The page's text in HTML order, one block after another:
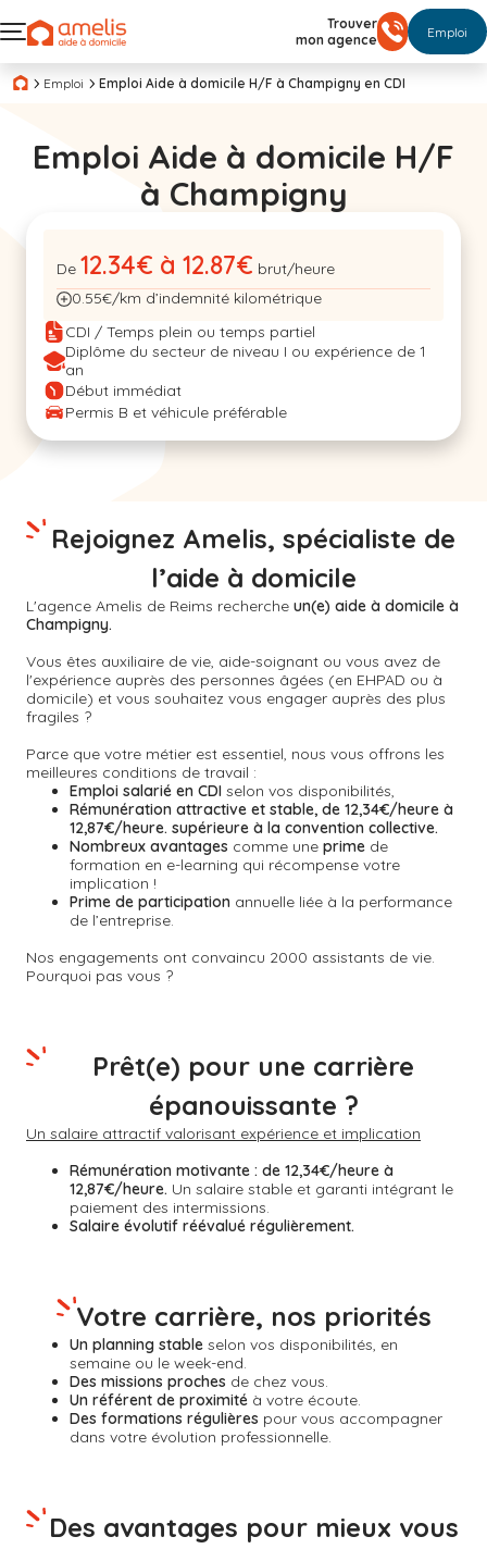
Trouver
mon agence
Emploi
Emploi Emploi Aide à domicile H/F à Champigny en CDI
Emploi Aide à domicile H/F
à Champigny
De 12.34€ à 12.87€ brut/heure
0.55€/km d’indemnité kilométrique
CDI / Temps plein ou temps partiel
Diplôme du secteur de niveau I ou expérience de 1
an
Début immédiat
Permis B et véhicule préférable
L'agence Amelis de Reims recherche un(e) aide à domicile à
Champigny.
Vous êtes auxiliaire de vie, aide-soignant ou vous avez de
l'expérience auprès des personnes âgées (en EHPAD ou à
domicile) et vous souhaitez vous engager auprès des plus
fragiles ?
Parce que votre métier est essentiel, nous vous offrons les
meilleures conditions de travail :
Emploi salarié en CDI selon vos disponibilités,
Rémunération attractive et stable, de 12,34€/heure à
12,87€/heure. supérieure à la convention collective.
Nombreux avantages comme une prime de
formation en e-learning qui récompense votre
implication !
Prime de participation annuelle liée à la performance
de l’entreprise.
Nos engagements ont convaincu 2000 assistants de vie.
Pourquoi pas vous ?
Rejoignez Amelis, spécialiste de
l’aide à domicile
Un salaire attractif valorisant expérience et implication
Rémunération motivante : de 12,34€/heure à
12,87€/heure. Un salaire stable et garanti intégrant le
paiement des intermissions.
Salaire évolutif réévalué régulièrement.
Prêt(e) pour une carrière
épanouissante ?
Un planning stable selon vos disponibilités, en
semaine ou le week-end.
Des missions proches de chez vous.
Un référent de proximité à votre écoute.
Des formations régulières pour vous accompagner
dans votre évolution professionnelle.
Votre carrière, nos priorités
Des avantages pour mieux vous